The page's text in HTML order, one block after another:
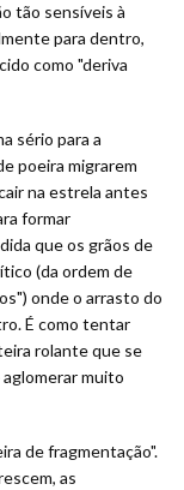
tão sensíveis à
para dentro,
como "deriva
sério para a
poeira migrarem
na estrela antes
formar
que os grãos de
(da ordem de
onde o arrasto do
É como tentar
rolante que se
aglomerar muito
de fragmentação".
as